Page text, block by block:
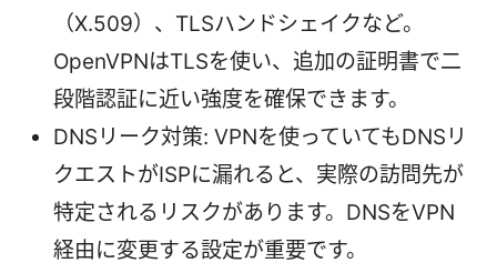
（X.509）、TLSハンドシェイクなど。
OpenVPNはTLSを使い、追加の証明書で二
段階認証に近い強度を確保できます。
DNSリーク対策: VPNを使っていてもDNSリ
クエストがISPに漏れると、実際の訪問先が
特定されるリスクがあります。DNSをVPN
経由に変更する設定が重要です。